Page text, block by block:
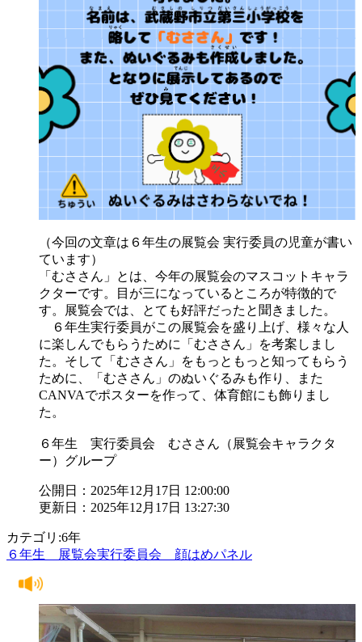
（今回の文章は６年生の展覧会 実行委員の児童が書い
ています）
「むささん」とは、今年の展覧会のマスコットキャラ
クターです。目が三になっているところが特徴的で
す。展覧会では、とても好評だったと聞きました。
６年生実行委員がこの展覧会を盛り上げ、様々な人
に楽しんでもらうために「むささん」を考案しまし
た。そして「むささん」をもっともっと知ってもらう
ために、「むささん」のぬいぐるみも作り、また
CANVAでポスターを作って、体育館にも飾りまし
た。
６年生 実行委員会 むささん（展覧会キャラクタ
ー）グループ
公開日：2025年12月17日 12:00:00
更新日：2025年12月17日 13:27:30
カテゴリ:6年
６年生 展覧会実行委員会 顔はめパネル